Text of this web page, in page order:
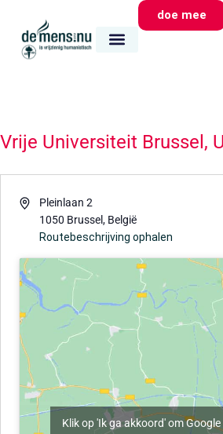
doe mee
Vrije Universiteit Brussel,
AdresPleinlaan 2
1050 Brussel, België
Routebeschrijving ophalen
Klik op 'Ik ga akkoord' om